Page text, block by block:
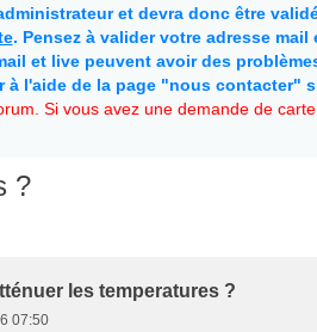
et devra donc être
. Pensez à valider votre adresse
et live peuvent avoir des
à l'aide de la page "nous contacter"
Si vous avez une demande de
?
les temperatures ?
07:50